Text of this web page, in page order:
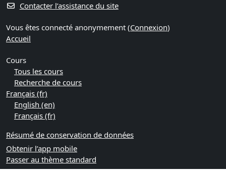
Contacter l’assistance du site
Vous êtes connecté anonymement (Connexion)
Accueil
Cours
Tous les cours
Recherche de cours
Français ‎(fr)‎
English ‎(en)‎
Français ‎(fr)‎
Résumé de conservation de données
Obtenir l’app mobile
Passer au thème standard